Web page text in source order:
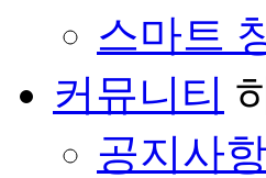
스마트
커뮤니티
공지사항